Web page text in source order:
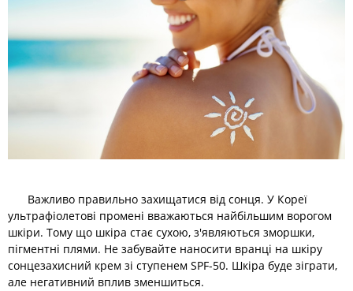
Важливо правильно захищатися від сонця. У Кореї
ультрафіолетові промені вважаються найбільшим ворогом
шкіри. Тому що шкіра стає сухою, з'являються зморшки,
пігментні плями. Не забувайте наносити вранці на шкіру
сонцезахисний крем зі ступенем SPF-50. Шкіра буде зіграти,
але негативний вплив зменшиться.